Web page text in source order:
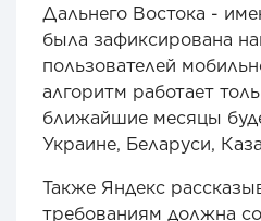
Дальнего Востока -
была зафиксирована
пользователей
алгоритм работает
ближайшие месяцы
Украине, Беларуси,
Также Яндекс
требованиям должна